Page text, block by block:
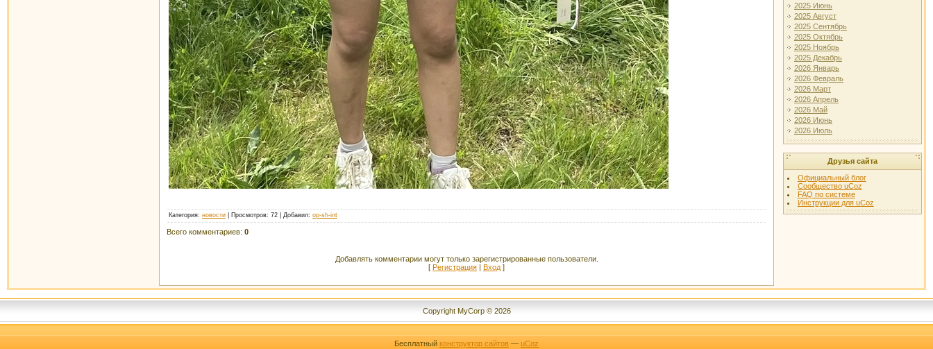
Категория: новости Просмотров: 72 | Добавил: op-sh-int
Всего комментариев: 0
Добавлять комментарии могут только зарегистрированные пользователи.
[ Регистрация | Вход ]
2025 Июнь
2025 Август
2025 Сентябрь
2025 Октябрь
2025 Ноябрь
2025 Декабрь
2026 Январь
2026 Февраль
2026 Март
2026 Апрель
2026 Май
2026 Июнь
2026 Июль
Друзья сайта
Официальный блог
Сообщество uCoz
FAQ по системе
Инструкции для uCoz
Copyright MyCorp © 2026
Бесплатный конструктор сайтов — uCoz